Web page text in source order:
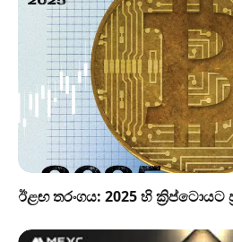
ඊළඟ තරංගය: 2025 හි ක්‍රිප්ටොයට